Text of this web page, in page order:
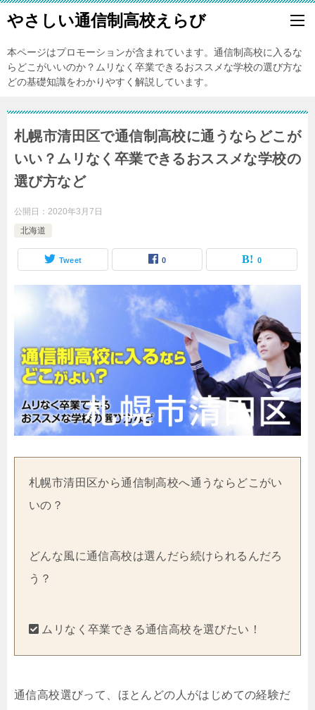
やさしい通信制高校えらび
本ページはプロモーションが含まれています。通信制高校に入るな
らどこがいいのか？ムリなく卒業できるおススメな学校の選び方な
どの基礎知識をわかりやすく解説しています。
札幌市清田区で通信制高校に通うならどこが
いい？ムリなく卒業できるおススメな学校の
選び方など
公開日： 2020年3月7日
北海道
Tweet 0 0
札幌市清田区から通信制高校へ通うならどこがい
いの？
どんな風に通信高校は選んだら続けられるんだろ
う？
ムリなく卒業できる通信高校を選びたい！
通信高校選びって、ほとんどの人がはじめての経験だ